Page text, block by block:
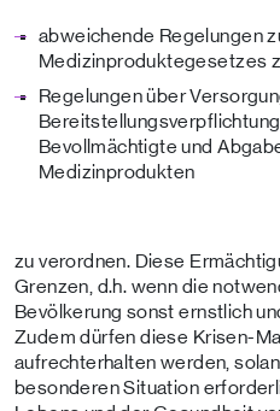
abweichende Regelungen
Medizinproduktegesetzes
Regelungen über
Bevollmächtigte und
Medizinprodukten
zu verordnen. Diese
Grenzen, d.h. wenn die
Bevölkerung sonst ernstlich
Zudem dürfen diese Krisen-
aufrechterhalten werden,
besonderen Situation